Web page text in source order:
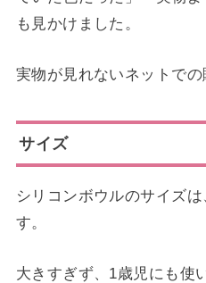
も見かけました。
実物が見れないネットでの
サイズ
シリコンボウルのサイズ
す。
大きすぎず、1歳児にも使